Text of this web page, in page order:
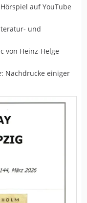
auf YouTube
und
von Heinz-Helge
: Nachdrucke einiger